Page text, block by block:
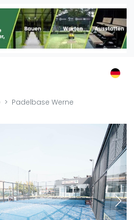
Padelbase Werne